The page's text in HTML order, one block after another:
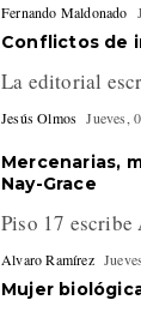
Fernando Maldonado
Conflictos de
La editorial
Jesús Olmos Jueves,
Mercenarias,
Nay-Grace
Piso 17
Alvaro Ramírez
Mujer